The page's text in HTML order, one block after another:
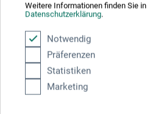
Weitere Informationen finden Sie
Datenschutzerklärung.
Notwendig
Präferenzen
Statistiken
Marketing
zzgl. Versandkosten